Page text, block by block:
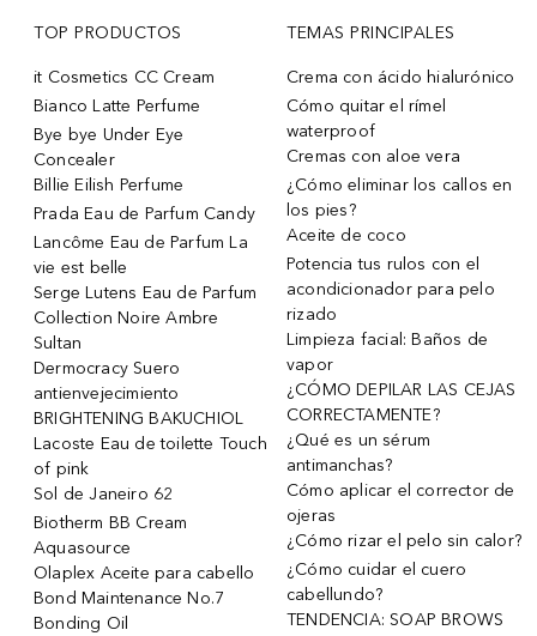
TOP PRODUCTOS
it Cosmetics CC Cream
Bianco Latte Perfume
Bye bye Under Eye
Concealer
Billie Eilish Perfume
Prada Eau de Parfum Candy
Lancôme Eau de Parfum La
vie est belle
Serge Lutens Eau de Parfum
Collection Noire Ambre
Sultan
Dermocracy Suero
antienvejecimiento
BRIGHTENING BAKUCHIOL
Lacoste Eau de toilette Touch
of pink
Sol de Janeiro 62
Biotherm BB Cream
Aquasource
Olaplex Aceite para cabello
Bond Maintenance No.7
Bonding Oil
TEMAS PRINCIPALES
Crema con ácido hialurónico
Cómo quitar el rímel
waterproof
Cremas con aloe vera
¿Cómo eliminar los callos en
los pies?
Aceite de coco
Potencia tus rulos con el
acondicionador para pelo
rizado
Limpieza facial: Baños de
vapor
¿CÓMO DEPILAR LAS CEJAS
CORRECTAMENTE?
¿Qué es un sérum
antimanchas?
Cómo aplicar el corrector de
ojeras
¿Cómo rizar el pelo sin calor?
¿Cómo cuidar el cuero
cabellundo?
TENDENCIA: SOAP BROWS